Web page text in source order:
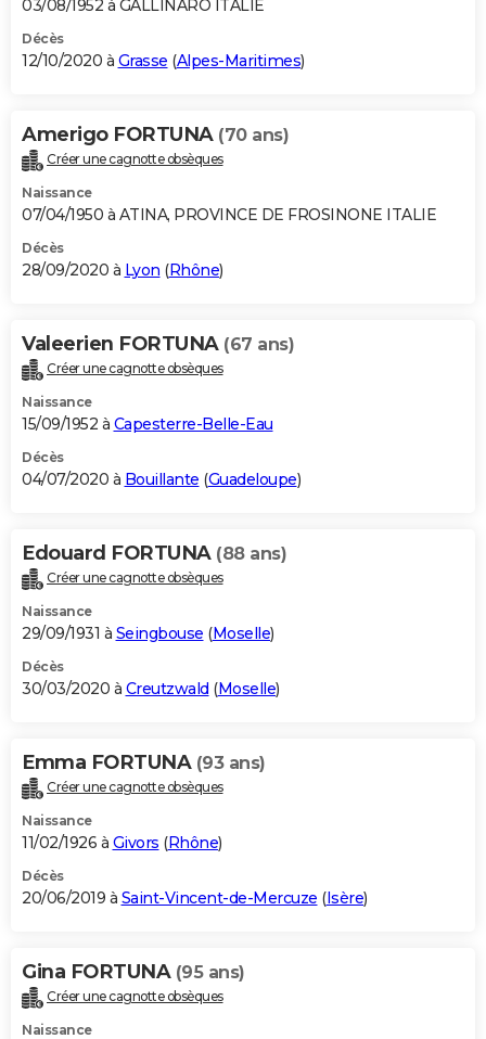
03/08/1952 à GALLINARO ITALIE
Décès
12/10/2020 à Grasse (Alpes-Maritimes)
Amerigo FORTUNA (70 ans)
Créer une cagnotte obsèques
Naissance
07/04/1950 à ATINA, PROVINCE DE FROSINONE ITALIE
Décès
28/09/2020 à Lyon (Rhône)
Valeerien FORTUNA (67 ans)
Créer une cagnotte obsèques
Naissance
15/09/1952 à Capesterre-Belle-Eau
Décès
04/07/2020 à Bouillante (Guadeloupe)
Edouard FORTUNA (88 ans)
Créer une cagnotte obsèques
Naissance
29/09/1931 à Seingbouse (Moselle)
Décès
30/03/2020 à Creutzwald (Moselle)
Emma FORTUNA (93 ans)
Créer une cagnotte obsèques
Naissance
11/02/1926 à Givors (Rhône)
Décès
20/06/2019 à Saint-Vincent-de-Mercuze (Isère)
Gina FORTUNA (95 ans)
Créer une cagnotte obsèques
Naissance